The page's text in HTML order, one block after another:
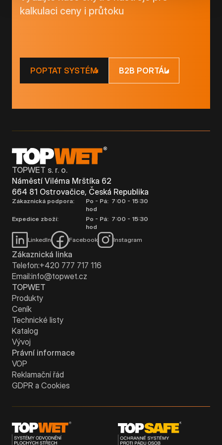
kalkulaci ceny i průtoku
B2B PORTÁL
POPTAT SYSTÉM
TOPWET s. r. o.
Náměstí Viléma Mrštíka 62
664 81 Ostrovačice, Česká Republika
Zákaznická podpora:
Po - Pá: 7:00 - 15:30
hod
Expedice zboží:
Po - Pá: 7:00 - 15:30
hod
LinkedIn
Facebook Instagram
Zákaznická linka
Telefon:+420 777 717 116
Email:info@topwet.cz
TOPWET
Produkty
Ceník
Technické listy
Katalog
Vývoj
Právní informace
VOP
Reklamační řád
GDPR a Cookies